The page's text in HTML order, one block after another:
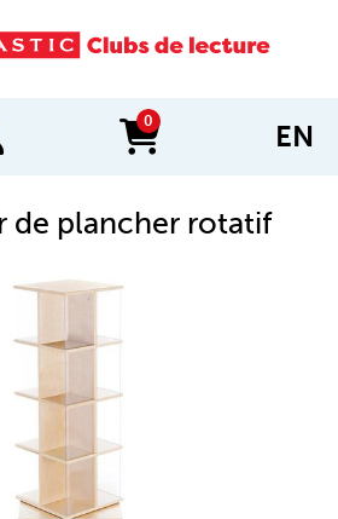
0
items in cart EN
de plancher rotatif